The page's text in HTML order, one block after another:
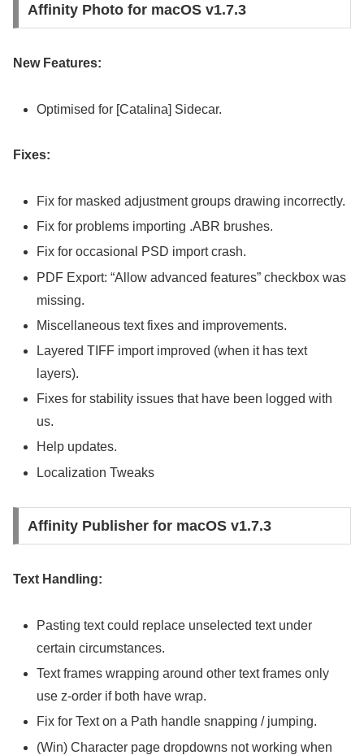
Affinity Photo for macOS v1.7.3
New Features:
Optimised for [Catalina] Sidecar.
Fixes:
Fix for masked adjustment groups drawing incorrectly.
Fix for problems importing .ABR brushes.
Fix for occasional PSD import crash.
PDF Export: “Allow advanced features” checkbox was
missing.
Miscellaneous text fixes and improvements.
Layered TIFF import improved (when it has text
layers).
Fixes for stability issues that have been logged with
us.
Help updates.
Localization Tweaks
Affinity Publisher for macOS v1.7.3
Text Handling:
Pasting text could replace unselected text under
certain circumstances.
Text frames wrapping around other text frames only
use z-order if both have wrap.
Fix for Text on a Path handle snapping / jumping.
(Win) Character page dropdowns not working when